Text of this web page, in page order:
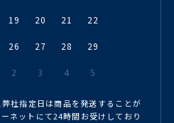
19 20 21 22
26 27 28 29
2 3 4 5
社指定日は商品を発送することが
ネットにて24時間お受けしており